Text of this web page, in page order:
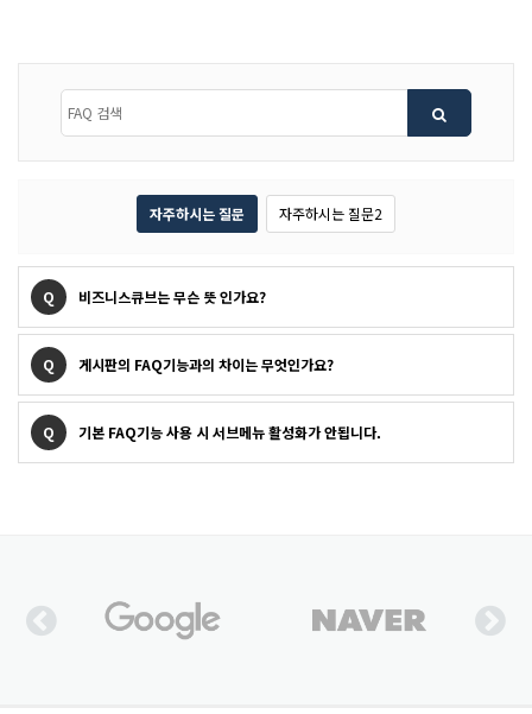
자주하시는 질문 자주하시는 질문2
Q 비즈니스큐브는 무슨 뜻 인가요?
Q 게시판의 FAQ기능과의 차이는 무엇인가요?
Q 기본 FAQ기능 사용 시 서브메뉴 활성화가 안됩니다.